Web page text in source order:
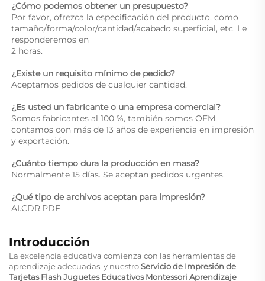
¿Cómo podemos obtener un presupuesto?
Por favor, ofrezca la especificación del producto, como
tamaño/forma/color/cantidad/acabado superficial, etc. Le
responderemos en
2 horas.
¿Existe un requisito mínimo de pedido?
Aceptamos pedidos de cualquier cantidad.
¿Es usted un fabricante o una empresa comercial?
Somos fabricantes al 100 %, también somos OEM,
contamos con más de 13 años de experiencia en impresión
y exportación.
¿Cuánto tiempo dura la producción en masa?
Normalmente 15 días. Se aceptan pedidos urgentes.
¿Qué tipo de archivos aceptan para impresión?
AI.CDR.PDF
Introducción
La excelencia educativa comienza con las herramientas de
aprendizaje adecuadas, y nuestroServicio de Impresión de
Tarjetas Flash Juguetes Educativos Montessori Aprendizaje